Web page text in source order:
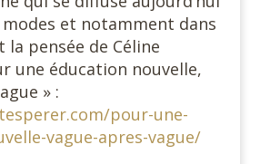
et notamment dans
la pensée de Céline
une éducation nouvelle,
» :
pour-une-
vague-apres-vague/